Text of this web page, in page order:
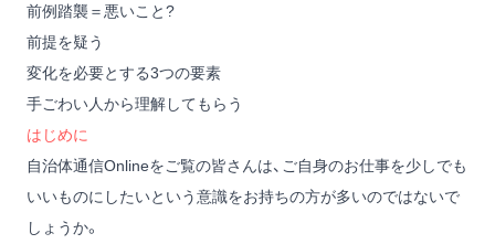
前例踏襲＝悪いこと?
前提を疑う
変化を必要とする3つの要素
手ごわい人から理解してもらう
はじめに
自治体通信Onlineをご覧の皆さんは、ご自身のお仕事を少しでも
いいものにしたいという意識をお持ちの方が多いのではないで
しょうか。